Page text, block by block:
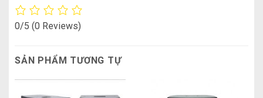
0/5 (0 Reviews)
SẢN PHẨM TƯƠNG TỰ